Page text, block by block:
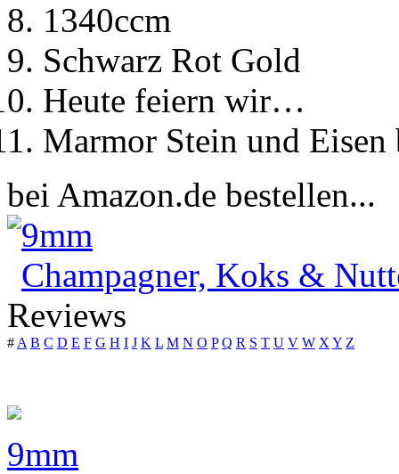
1340ccm
Schwarz Rot Gold
Heute feiern wir…
Marmor Stein und Eisen
bei Amazon.de bestellen...
9mm
Champagner, Koks &
Reviews
# A B C D E F G H I J K L M N O P Q R S T U V W X Y Z
9mm